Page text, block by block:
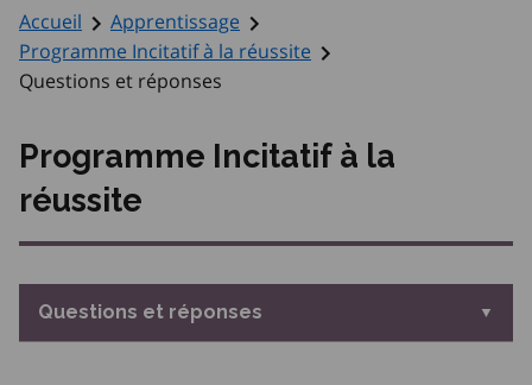
Accueil
Apprentissage
Programme Incitatif à la réussite
Questions et réponses
Programme Incitatif à la
réussite
Questions et réponses